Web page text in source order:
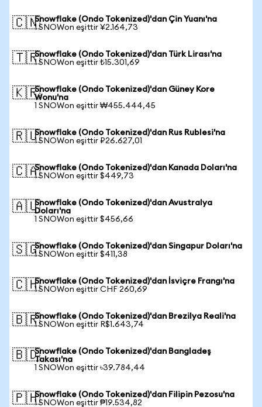
🇨🇳Snowflake (Ondo Tokenized)'dan Çin Yuanı'na
1 SNOWon eşittir ¥2.164,73
🇹🇷Snowflake (Ondo Tokenized)'dan Türk Lirası'na
1 SNOWon eşittir ₺15.301,69
🇰🇷Snowflake (Ondo Tokenized)'dan Güney Kore
Wonu'na
1 SNOWon eşittir ₩455.444,45
🇷🇺Snowflake (Ondo Tokenized)'dan Rus Rublesi'na
1 SNOWon eşittir ₽26.627,01
🇨🇦Snowflake (Ondo Tokenized)'dan Kanada Doları'na
1 SNOWon eşittir $449,73
🇦🇺Snowflake (Ondo Tokenized)'dan Avustralya
Doları'na
1 SNOWon eşittir $456,66
🇸🇬Snowflake (Ondo Tokenized)'dan Singapur Doları'na
1 SNOWon eşittir $411,38
🇨🇭Snowflake (Ondo Tokenized)'dan İsviçre Frangı'na
1 SNOWon eşittir CHF 260,69
🇧🇷Snowflake (Ondo Tokenized)'dan Brezilya Reali'na
1 SNOWon eşittir R$1.643,74
🇧🇩Snowflake (Ondo Tokenized)'dan Bangladeş
Takası'na
1 SNOWon eşittir ৳39.784,44
🇵🇭Snowflake (Ondo Tokenized)'dan Filipin Pezosu'na
1 SNOWon eşittir ₱19.534,82